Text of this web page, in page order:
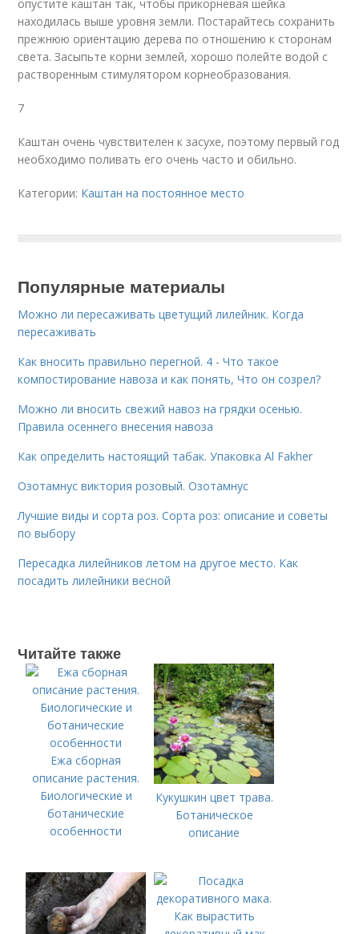
опустите каштан так, чтобы прикорневая шейка
находилась выше уровня земли. Постарайтесь сохранить
прежнюю ориентацию дерева по отношению к сторонам
света. Засыпьте корни землей, хорошо полейте водой с
растворенным стимулятором корнеобразования.
7
Каштан очень чувствителен к засухе, поэтому первый год
необходимо поливать его очень часто и обильно.
Категории: Каштан на постоянное место
Популярные материалы
Можно ли пересаживать цветущий лилейник. Когда
пересаживать
Как вносить правильно перегной. 4 - Что такое
компостирование навоза и как понять, Что он созрел?
Можно ли вносить свежий навоз на грядки осенью.
Правила осеннего внесения навоза
Как определить настоящий табак. Упаковка Al Fakher
Озотамнус виктория розовый. Озотамнус
Лучшие виды и сорта роз. Сорта роз: описание и советы
по выбору
Пересадка лилейников летом на другое место. Как
посадить лилейники весной
Читайте также
Ежа сборная
описание растения.
Биологические и
ботанические
особенности
Кукушкин цвет трава.
Ботаническое
описание